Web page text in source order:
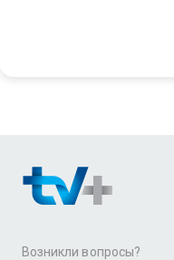
Возникли вопросы?